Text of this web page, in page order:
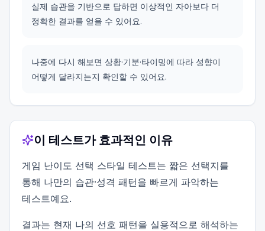
실제 습관을 기반으로 답하면 이상적인 자아보다 더
정확한 결과를 얻을 수 있어요.
나중에 다시 해보면 상황·기분·타이밍에 따라 성향이
어떻게 달라지는지 확인할 수 있어요.
이 테스트가 효과적인 이유
게임 난이도 선택 스타일 테스트는 짧은 선택지를
통해 나만의 습관·성격 패턴을 빠르게 파악하는
테스트예요.
결과는 현재 나의 선호 패턴을 실용적으로 해석하는